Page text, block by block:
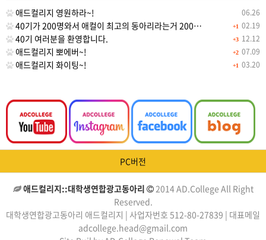
06.26
애드컬리지 영원하라~!
+1 02.19
40기가 200명와서 애컬이 최고의 동아리라는거 200…
+3 12.12
40기 여러분을 환영합니다.
+2 07.09
애드컬리지 뽀에버~!
+1 03.20
애드컬리지 화이팅~!
PC버전
애드컬리지::대학생연합광고동아리
2014 AD.College All Right
Reserved.
대학생연합광고동아리 애드컬리지 | 사업자번호 512-80-27839 | 대표메일
adcollege.head@gmail.com